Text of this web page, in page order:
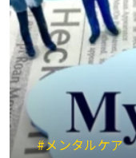
#メンタルケア